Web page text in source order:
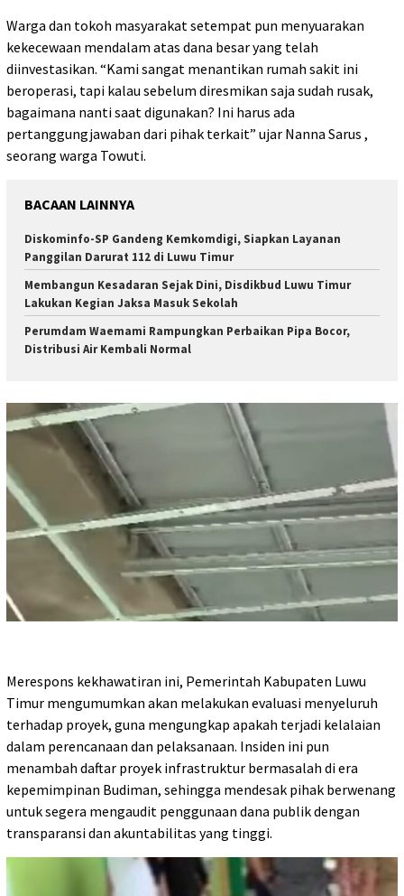
Warga dan tokoh masyarakat setempat pun menyuarakan
kekecewaan mendalam atas dana besar yang telah
diinvestasikan. “Kami sangat menantikan rumah sakit ini
beroperasi, tapi kalau sebelum diresmikan saja sudah rusak,
bagaimana nanti saat digunakan? Ini harus ada
pertanggungjawaban dari pihak terkait” ujar Nanna Sarus ,
seorang warga Towuti.
BACAAN LAINNYA
Diskominfo-SP Gandeng Kemkomdigi, Siapkan Layanan
Panggilan Darurat 112 di Luwu Timur
Membangun Kesadaran Sejak Dini, Disdikbud Luwu Timur
Lakukan Kegian Jaksa Masuk Sekolah
Perumdam Waemami Rampungkan Perbaikan Pipa Bocor,
Distribusi Air Kembali Normal
Merespons kekhawatiran ini, Pemerintah Kabupaten Luwu
Timur mengumumkan akan melakukan evaluasi menyeluruh
terhadap proyek, guna mengungkap apakah terjadi kelalaian
dalam perencanaan dan pelaksanaan. Insiden ini pun
menambah daftar proyek infrastruktur bermasalah di era
kepemimpinan Budiman, sehingga mendesak pihak berwenang
untuk segera mengaudit penggunaan dana publik dengan
transparansi dan akuntabilitas yang tinggi.